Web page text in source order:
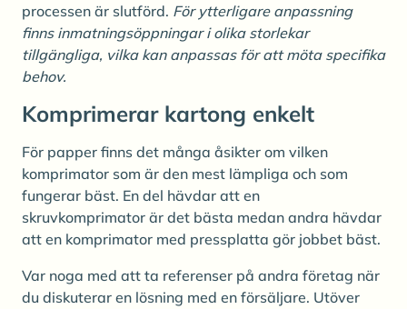
processen är slutförd. För ytterligare anpassning
finns inmatningsöppningar i olika storlekar
tillgängliga, vilka kan anpassas för att möta specifika
behov.
Komprimerar kartong enkelt
För papper finns det många åsikter om vilken
komprimator som är den mest lämpliga och som
fungerar bäst. En del hävdar att en
skruvkomprimator är det bästa medan andra hävdar
att en komprimator med pressplatta gör jobbet bäst.
Var noga med att ta referenser på andra företag när
du diskuterar en lösning med en försäljare. Utöver